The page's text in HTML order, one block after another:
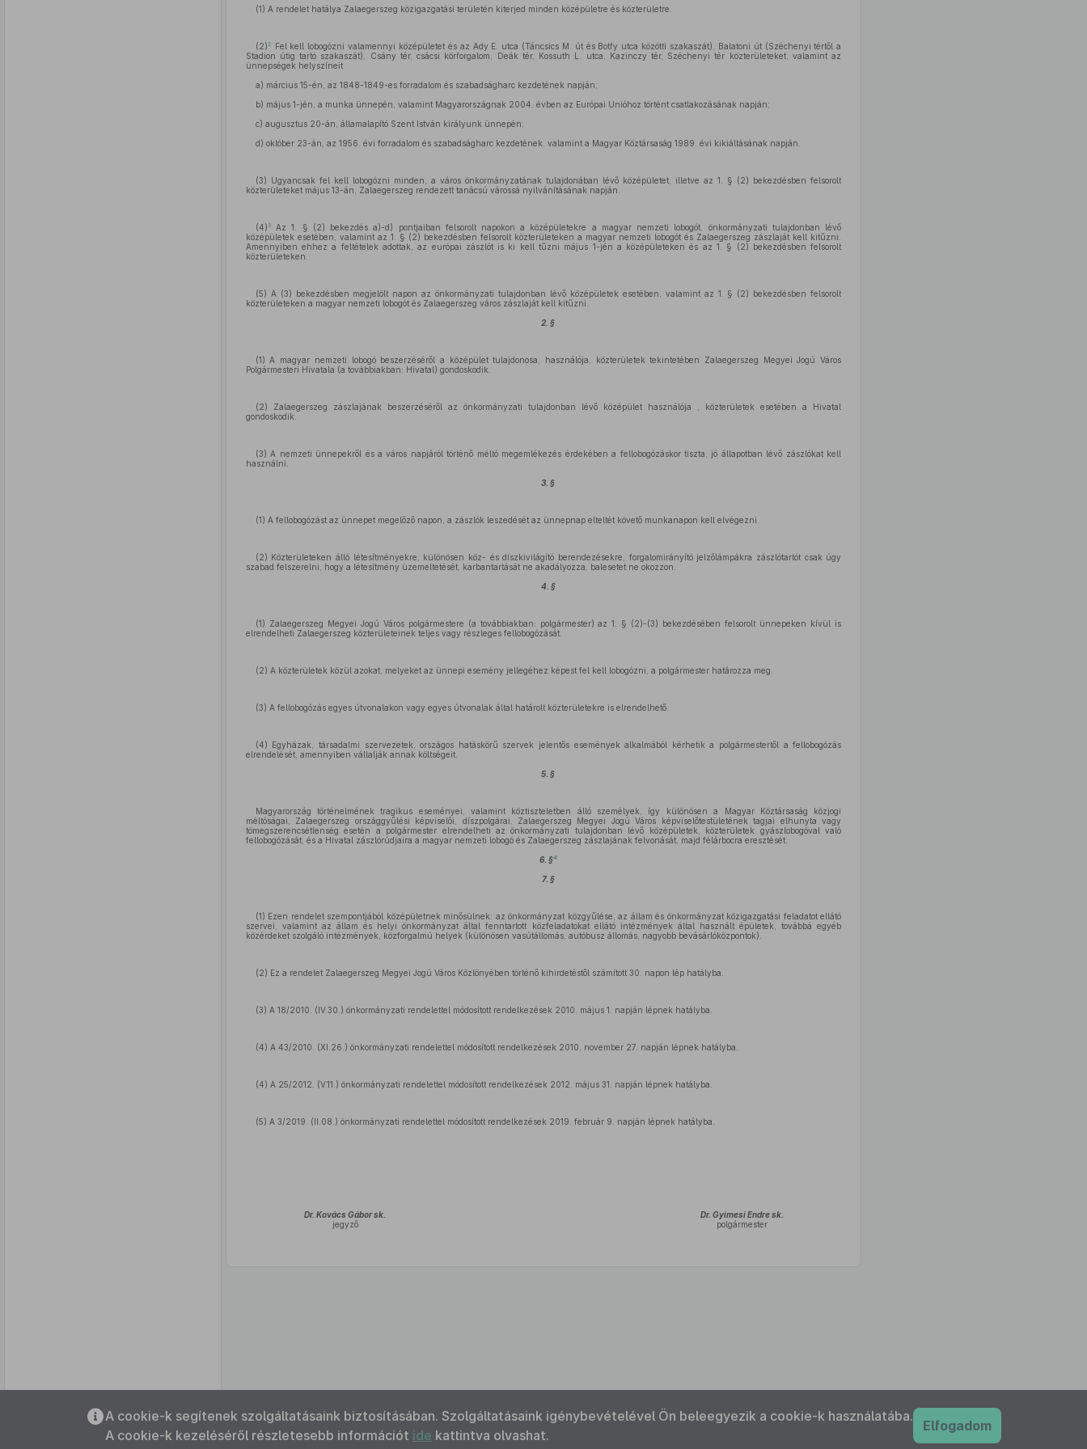
Az oldalmenübe visszatéréshez
ALT + S billentyűket.
(1) A rendelet hatálya Zalaegerszeg közigazgatási területén kiterjed minden középületre és közterületre.
(2) 2
Fel kell lobogózni valamennyi középületet és az Ady E. utca (Táncsics M. út és Botfy utca közötti szakaszát), Balatoni út (Széchenyi tértől a
Stadion útig tartó szakaszát), Csány tér, csácsi körforgalom, Deák tér, Kossuth L. utca, Kazinczy tér, Széchenyi tér közterületeket, valamint az
ünnepségek helyszíneit
a) március 15-én, az 1848-1849-es forradalom és szabadságharc kezdetének napján;
b) május 1-jén, a munka ünnepén, valamint Magyarországnak 2004. évben az Európai Unióhoz történt csatlakozásának napján;
c) augusztus 20-án, államalapító Szent István királyunk ünnepén;
d) október 23-án, az 1956. évi forradalom és szabadságharc kezdetének, valamint a Magyar Köztársaság 1989. évi kikiáltásának napján.
(3) Ugyancsak fel kell lobogózni minden, a város önkormányzatának tulajdonában lévő középületet, illetve az 1. § (2) bekezdésben felsorolt
közterületeket május 13-án, Zalaegerszeg rendezett tanácsú várossá nyilvánításának napján.
(4) 3Az 1. § (2) bekezdés a)-d) pontjaiban felsorolt napokon a középületekre a magyar nemzeti lobogót, önkormányzati tulajdonban lévő
középületek esetében, valamint az 1. § (2) bekezdésben felsorolt közterületeken a magyar nemzeti lobogót és Zalaegerszeg zászlaját kell kitűzni.
Amennyiben ehhez a feltételek adottak, az európai zászlót is ki kell tűzni május 1-jén a középületeken és az 1. § (2) bekezdésben felsorolt
közterületeken.
(5) A (3) bekezdésben megjelölt napon az önkormányzati tulajdonban lévő középületek esetében, valamint az 1. § (2) bekezdésben felsorolt
közterületeken a magyar nemzeti lobogót és Zalaegerszeg város zászlaját kell kitűzni.
2. §
(1) A magyar nemzeti lobogó beszerzéséről a középület tulajdonosa, használója, közterületek tekintetében Zalaegerszeg Megyei Jogú Város
Polgármesteri Hivatala (a továbbiakban: Hivatal) gondoskodik.
(2) Zalaegerszeg zászlajának beszerzéséről az önkormányzati tulajdonban lévő középület használója , közterületek esetében a Hivatal
gondoskodik.
(3) A nemzeti ünnepekről és a város napjáról történő méltó megemlékezés érdekében a fellobogózáskor tiszta, jó állapotban lévő zászlókat kell
használni.
3. §
(1) A fellobogózást az ünnepet megelőző napon, a zászlók leszedését az ünnepnap elteltét követő munkanapon kell elvégezni.
(2) Közterületeken álló létesítményekre, különösen köz- és díszkivilágító berendezésekre, forgalomirányító jelzőlámpákra zászlótartót csak úgy
szabad felszerelni, hogy a létesítmény üzemeltetését, karbantartását ne akadályozza, balesetet ne okozzon.
4. §
(1) Zalaegerszeg Megyei Jogú Város polgármestere (a továbbiakban: polgármester) az 1. § (2)-(3) bekezdésében felsorolt ünnepeken kívül is
elrendelheti Zalaegerszeg közterületeinek teljes vagy részleges fellobogózását.
(2) A közterületek közül azokat, melyeket az ünnepi esemény jellegéhez képest fel kell lobogózni, a polgármester határozza meg.
(3) A fellobogózás egyes útvonalakon vagy egyes útvonalak által határolt közterületekre is elrendelhető.
(4) Egyházak, társadalmi szervezetek, országos hatáskörű szervek jelentős események alkalmából kérhetik a polgármestertől a fellobogózás
elrendelését, amennyiben vállalják annak költségeit.
5. §
Magyarország történelmének tragikus eseményei, valamint köztiszteletben álló személyek, így különösen a Magyar Köztársaság közjogi
méltóságai, Zalaegerszeg országgyűlési képviselői, díszpolgárai, Zalaegerszeg Megyei Jogú Város képviselőtestületének tagjai elhunyta vagy
tömegszerencsétlenség esetén a polgármester elrendelheti az önkormányzati tulajdonban lévő középületek, közterületek gyászlobogóval való
fellobogózását, és a Hivatal zászlórúdjaira a magyar nemzeti lobogó és Zalaegerszeg zászlajának felvonását, majd félárbocra eresztését.
6. §4
7. §
(1) Ezen rendelet szempontjából középületnek minősülnek: az önkormányzat közgyűlése, az állam és önkormányzat közigazgatási feladatot ellátó
szervei, valamint az állam és helyi önkormányzat által fenntartott közfeladatokat ellátó intézmények által használt épületek, továbbá egyéb
közérdeket szolgáló intézmények, közforgalmú helyek (különösen vasútállomás, autóbusz állomás, nagyobb bevásárlóközpontok).
(2) Ez a rendelet Zalaegerszeg Megyei Jogú Város Közlönyében történő kihirdetéstől számított 30. napon lép hatályba.
(3) A 18/2010. (IV.30.) önkormányzati rendelettel módosított rendelkezések 2010. május 1. napján lépnek hatályba.
(4) A 43/2010. (XI.26.) önkormányzati rendelettel módosított rendelkezések 2010. november 27. napján lépnek hatályba.
(4) A 25/2012. (V.11.) önkormányzati rendelettel módosított rendelkezések 2012. május 31. napján lépnek hatályba.
(5) A 3/2019. (II.08.) önkormányzati rendelettel módosított rendelkezések 2019. február 9. napján lépnek hatályba.
Dr. Kovács Gábor sk.
jegyző
Dr. Gyimesi Endre sk.
polgármester
A cookie-k segítenek szolgáltatásaink biztosításában. Szolgáltatásaink igénybevételével Ön beleegyezik a cookie-k használatába.
A cookie-k kezeléséről részletesebb információt ide kattintva olvashat.
Elfogadom